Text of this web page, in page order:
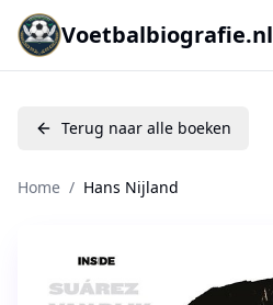
Voetbalbiografie.nl
Terug naar alle boeken
Home / Hans Nijland